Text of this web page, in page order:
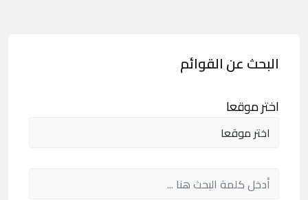
البحث عن القوائم
اختر موقعا